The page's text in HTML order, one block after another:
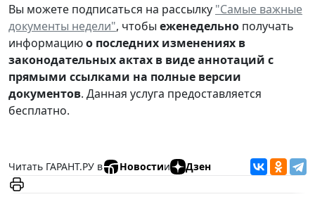
Вы можете подписаться на рассылку "Самые важные
документы недели", чтобы еженедельно получать
информациюо последних изменениях в
законодательных актах в виде аннотаций с
прямыми ссылками на полные версии
документов. Данная услуга предоставляется
бесплатно.
Читать ГАРАНТ.РУ в Новостии Дзен